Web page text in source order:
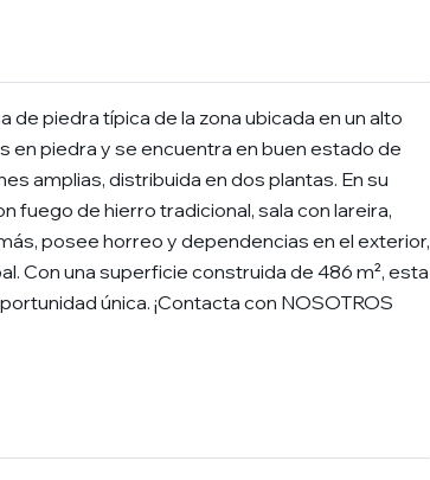
piedra típica de la zona ubicada en un alto
piedra y se encuentra en buen estado de
amplias, distribuida en dos plantas. En su
fuego de hierro tradicional, sala con lareira,
posee horreo y dependencias en el exterior,
Con una superficie construida de 486 m², esta
única. ¡Contacta con NOSOTROS